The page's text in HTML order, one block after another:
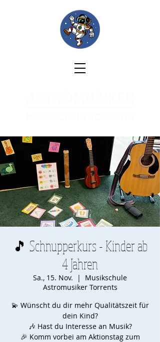
🎵 Schnupperkurs - Kinder ab
4 Jahren
Sa., 15. Nov.
  |
Musikschule
Astromusiker Torrents
💫 Wünscht du dir mehr Qualitätszeit für
dein Kind?
🎶 Hast du Interesse an Musik?
🎉 Komm vorbei am Aktionstag zum